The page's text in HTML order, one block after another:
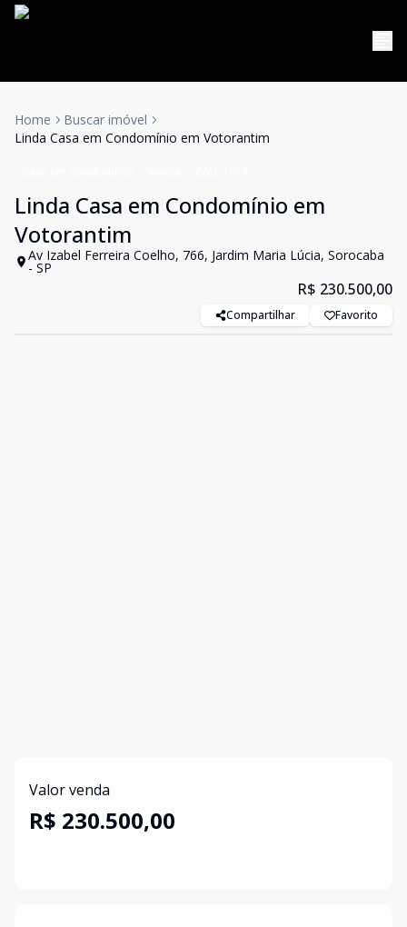
Home
Buscar imóvel
Linda Casa em Condomínio em Votorantim
Linda Casa em Condomínio em
Votorantim
Av Izabel Ferreira Coelho, 766, Jardim Maria Lúcia, Sorocaba
- SP
R$ 230.500,00
Compartilhar Favorito
Valor venda
R$ 230.500,00